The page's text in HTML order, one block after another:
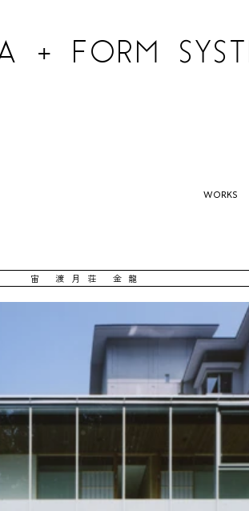
+ FORM
WORKS
宙 渡月荘 金龍